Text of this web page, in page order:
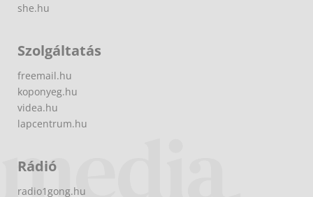
she.hu
Szolgáltatás
freemail.hu
koponyeg.hu
videa.hu
lapcentrum.hu
Rádió
radio1gong.hu